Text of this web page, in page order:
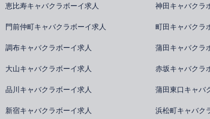
恵比寿キャバクラボーイ求人 神田キャバクラ
門前仲町キャバクラボーイ求人 町田キャバクラ
調布キャバクラボーイ求人 蒲田キャバクラ
大山キャバクラボーイ求人 赤坂キャバクラ
品川キャバクラボーイ求人 蒲田東口キャバ
新宿キャバクラボーイ求人 浜松町キャバク